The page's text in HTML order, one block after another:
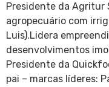
Presidente da Agritur
agropecuário com
Luis).Lidera
desenvolvimentos
Presidente da
pai – marcas líderes: